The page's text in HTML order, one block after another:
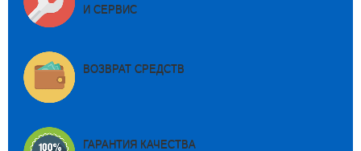
И СЕРВИС
ВОЗВРАТ СРЕДСТВ
ГАРАНТИЯ КАЧЕСТВА